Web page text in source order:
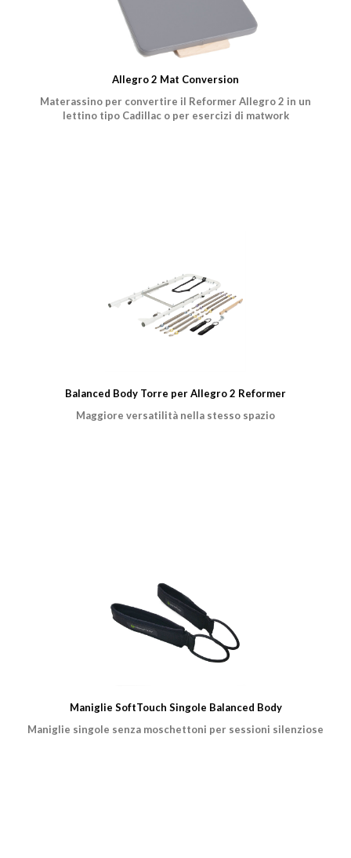
Allegro 2 Mat Conversion
Materassino per convertire il Reformer Allegro 2 in un
lettino tipo Cadillac o per esercizi di matwork
Balanced Body Torre per Allegro 2 Reformer
Maggiore versatilità nella stesso spazio
Maniglie SoftTouch Singole Balanced Body
Maniglie singole senza moschettoni per sessioni silenziose